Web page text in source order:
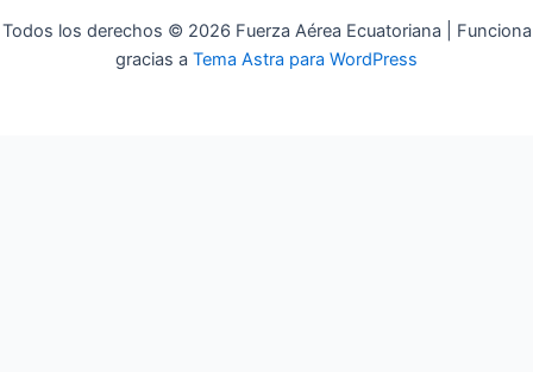
Todos los derechos © 2026 Fuerza Aérea Ecuatoriana | Funciona
gracias a Tema Astra para WordPress